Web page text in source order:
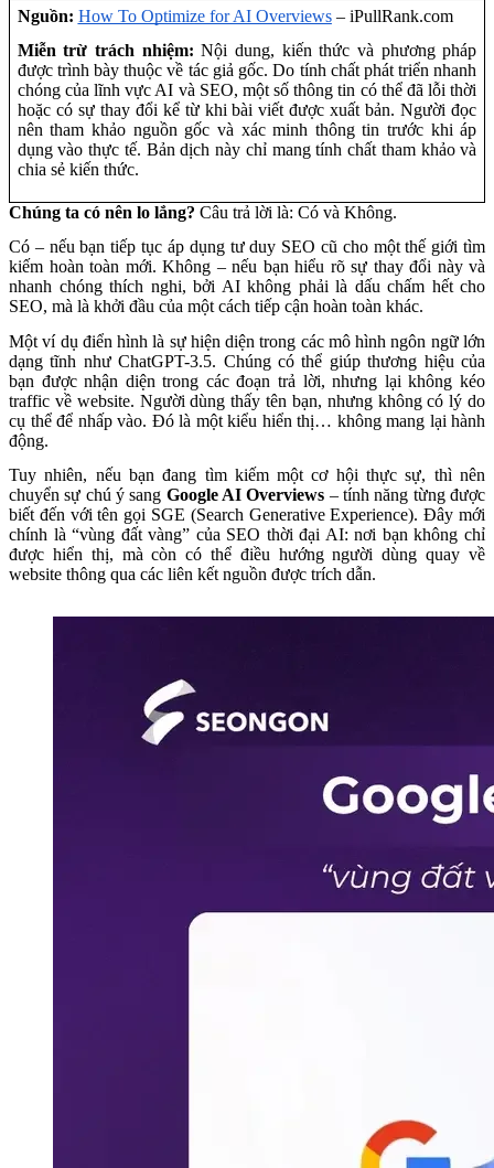
Nguồn: How To Optimize for AI Overviews– iPullRank.com
Miễn trừ trách nhiệm:Nội dung, kiến thức và phương pháp
được trình bày thuộc về tác giả gốc. Do tính chất phát triển nhanh
chóng của lĩnh vực AI và SEO, một số thông tin có thể đã lỗi thời
hoặc có sự thay đổi kể từ khi bài viết được xuất bản. Người đọc
nên tham khảo nguồn gốc và xác minh thông tin trước khi áp
dụng vào thực tế. Bản dịch này chỉ mang tính chất tham khảo và
chia sẻ kiến thức.
Chúng ta có nên lo lắng? Câu trả lời là: Có và Không.
Có – nếu bạn tiếp tục áp dụng tư duy SEO cũ cho một thế giới tìm
kiếm hoàn toàn mới. Không – nếu bạn hiểu rõ sự thay đổi này và
nhanh chóng thích nghi, bởi AI không phải là dấu chấm hết cho
SEO, mà là khởi đầu của một cách tiếp cận hoàn toàn khác.
Một ví dụ điển hình là sự hiện diện trong các mô hình ngôn ngữ lớn
dạng tĩnh như ChatGPT-3.5. Chúng có thể giúp thương hiệu của
bạn được nhận diện trong các đoạn trả lời, nhưng lại không kéo
traffic về website. Người dùng thấy tên bạn, nhưng không có lý do
cụ thể để nhấp vào. Đó là một kiểu hiển thị… không mang lại hành
động.
Tuy nhiên, nếu bạn đang tìm kiếm một cơ hội thực sự, thì nên
chuyển sự chú ý sang Google AI Overviews – tính năng từng được
biết đến với tên gọi SGE (Search Generative Experience). Đây mới
chính là “vùng đất vàng” của SEO thời đại AI: nơi bạn không chỉ
được hiển thị, mà còn có thể điều hướng người dùng quay về
website thông qua các liên kết nguồn được trích dẫn.